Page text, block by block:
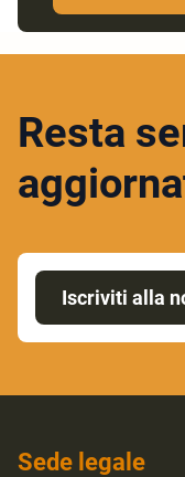
Resta
Iscriviti alla
Sede legale